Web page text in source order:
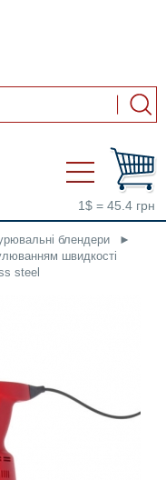
1$ = 45.4 грн
блендери
►
швидкості
steel